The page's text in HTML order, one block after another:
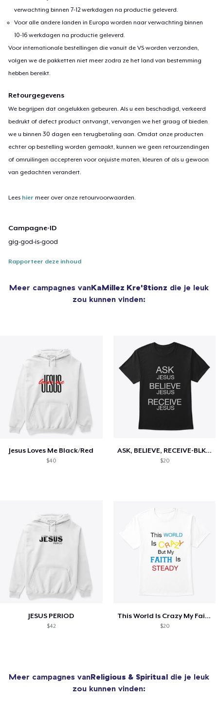
verwachting binnen 7-12 werkdagen na productie geleverd.
Voor alle andere landen in Europa worden naar verwachting binnen
10-16 werkdagen na productie geleverd.
Voor internationale bestellingen die vanuit de VS worden verzonden,
volgen we de pakketten niet meer zodra ze het land van bestemming
hebben bereikt.
Retourgegevens
We begrijpen dat ongelukken gebeuren. Als u een beschadigd, verkeerd
bedrukt of defect product ontvangt, vervangen we het graag of bieden
we u binnen 30 dagen een terugbetaling aan. Omdat onze producten
echter op bestelling worden gemaakt, kunnen we geen retourzendingen
of omruilingen accepteren voor onjuiste maten, kleuren of als u gewoon
van gedachten verandert.
Lees hier meer over onze retourvoorwaarden.
Campagne-ID
gig-god-is-good
Rapporteer deze inhoud
Meer campagnes vanKaMillez Kre'8tionz die je leuk
zou kunnen vinden:
Jesus Loves Me Black/Red
$40
ASK, BELIEVE, RECEIVE-BLK/WHITE
$20
JESUS PERIOD
$42
This World Is Crazy My Faith Is Steady
$20
Meer campagnes vanReligious & Spiritual die je leuk
zou kunnen vinden: